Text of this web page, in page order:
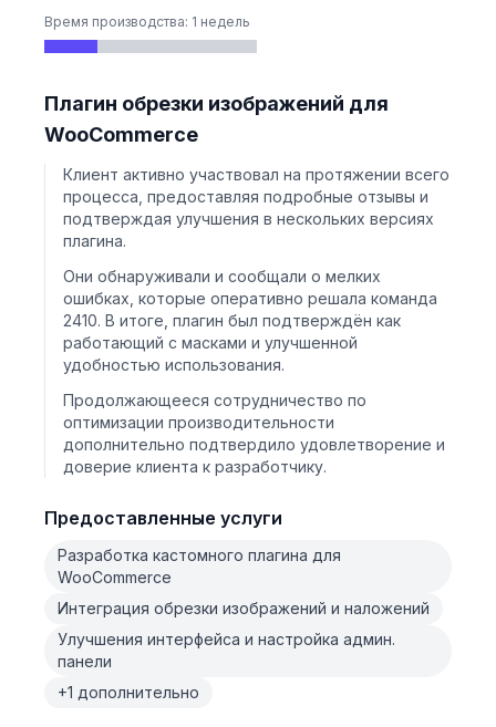
Время производства: 1 недель
Плагин обрезки изображений для
WooCommerce
Клиент активно участвовал на протяжении всего
процесса, предоставляя подробные отзывы и
подтверждая улучшения в нескольких версиях
плагина.
Они обнаруживали и сообщали о мелких
ошибках, которые оперативно решала команда
2410. В итоге, плагин был подтверждён как
работающий с масками и улучшенной
удобностью использования.
Продолжающееся сотрудничество по
оптимизации производительности
дополнительно подтвердило удовлетворение и
доверие клиента к разработчику.
Предоставленные услуги
Разработка кастомного плагина для
WooCommerce
Интеграция обрезки изображений и наложений
Улучшения интерфейса и настройка админ.
панели
+1 дополнительно